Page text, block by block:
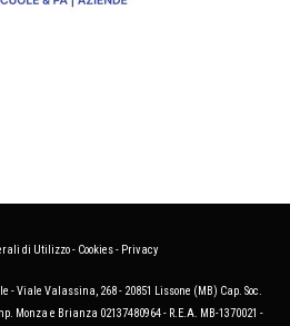
di Utilizzo- Cookies- Privacy
- Viale Valassina, 268 - 20851 Lissone (MB) Cap. Soc.
Monza e Brianza 02137480964 - R.E.A. MB-1370021 -